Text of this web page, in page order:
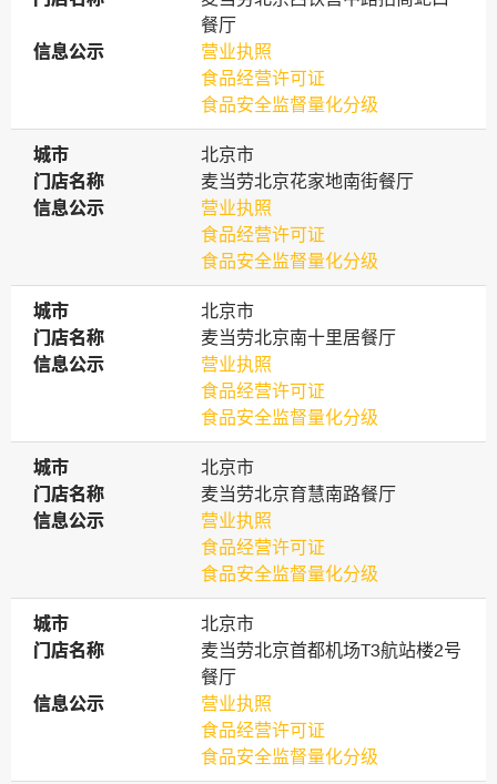
餐厅
信息公示
信息公示
营业执照
食品经营许可证
食品安全监督量化分级
城市
城市
北京市
门店名称
门店名称
麦当劳北京花家地南街餐厅
信息公示
信息公示
营业执照
食品经营许可证
食品安全监督量化分级
城市
城市
北京市
门店名称
门店名称
麦当劳北京南十里居餐厅
信息公示
信息公示
营业执照
食品经营许可证
食品安全监督量化分级
城市
城市
北京市
门店名称
门店名称
麦当劳北京育慧南路餐厅
信息公示
信息公示
营业执照
食品经营许可证
食品安全监督量化分级
城市
城市
北京市
门店名称
门店名称
麦当劳北京首都机场T3航站楼2号
餐厅
信息公示
信息公示
营业执照
食品经营许可证
食品安全监督量化分级